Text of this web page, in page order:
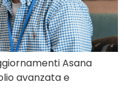
Asana
avanzata e